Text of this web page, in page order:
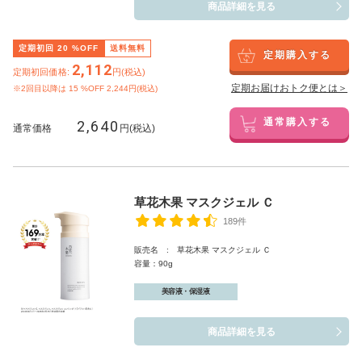
商品詳細を見る
定期初回 20 %OFF 送料無料
定期初回価格: 2,112円(税込)
※2回目以降は 15 %OFF 2,244円(税込)
定期購入する
定期お届けおトク便とは＞
通常価格 2,640 円(税込) 通常購入する
草花木果 マスクジェル Ｃ
189件
販売名 : 草花木果 マスクジェル Ｃ
容量：90g
美容液・保湿液
商品詳細を見る